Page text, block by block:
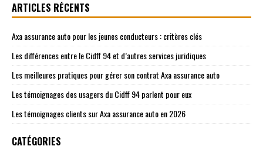
ARTICLES RÉCENTS
Axa assurance auto pour les jeunes conducteurs : critères clés
Les différences entre le Cidff 94 et d’autres services juridiques
Les meilleures pratiques pour gérer son contrat Axa assurance auto
Les témoignages des usagers du Cidff 94 parlent pour eux
Les témoignages clients sur Axa assurance auto en 2026
CATÉGORIES